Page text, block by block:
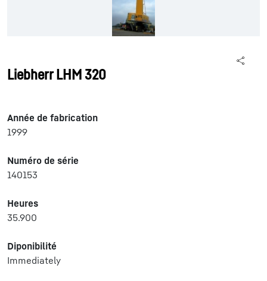
Liebherr LHM 320
Année de fabrication
1999
Numéro de série
140153
Heures
35.900
Diponibilité
Immediately